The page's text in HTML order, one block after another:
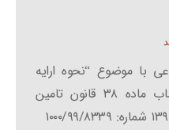
با موضوع “نحوه ارایه
خدمات غیرحضوری مفاصاحساب ماده ۳۸ قانون تامین